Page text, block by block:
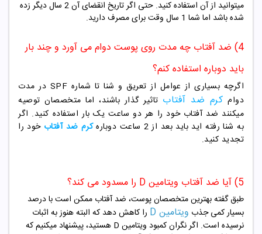
میتوانید از آن استفاده کنید. حتی اگر تاریخ انقضای آن 2 سال دیگر زده
شده باشد اما شما 1 سال وقت برای مصرف دارید.
4) ضد آفتاب چه مدت روی پوست دوام می آورد و چند بار
باید دوباره استفاده کنم؟
اگرچه بسیاری از عوامل از تعریق و شنا تا شماره SPF در مدت
دوام کرم ضد آفتاب تاثیر گذار باشند، اما متخصصان توصیه
میکنند ضد آفتاب خود را هر دو ساعت یک بار استفاده کنید. اگر
به شنا رفته اید باید بعد از 2 ساعت دوباره
کرم ضد آفتاب خود را
تجدید کنید.
5) آیا ضد آفتاب ویتامین D را مسدود می کند؟
طبق گفته بهترین متخصصان پوست، ضد آفتاب ممکن است با درصد
بسیار کمی جذب ویتامین D
را کاهش دهد که البته هنوز به اثبات
نرسیده است. اگر نگران کمبود ویتامین D هستید، پیشنهاد میکنیم که